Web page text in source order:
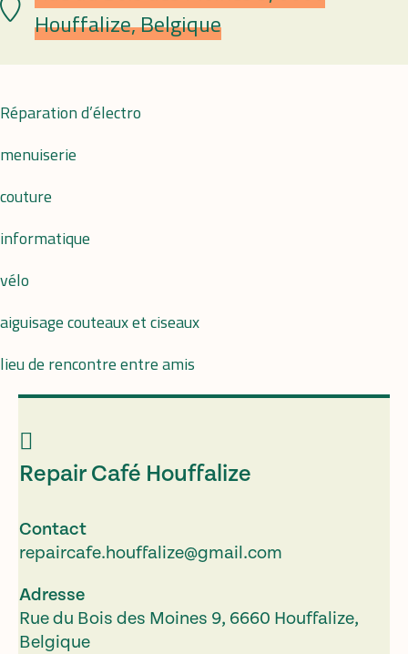
Lieu
Houffalize, Belgique
Réparation d’électro
menuiserie
couture
informatique
vélo
aiguisage couteaux et ciseaux
lieu de rencontre entre amis
Repair Café Houffalize
Contact
repaircafe.houffalize@gmail.com
Adresse
Rue du Bois des Moines 9, 6660 Houffalize,
Belgique